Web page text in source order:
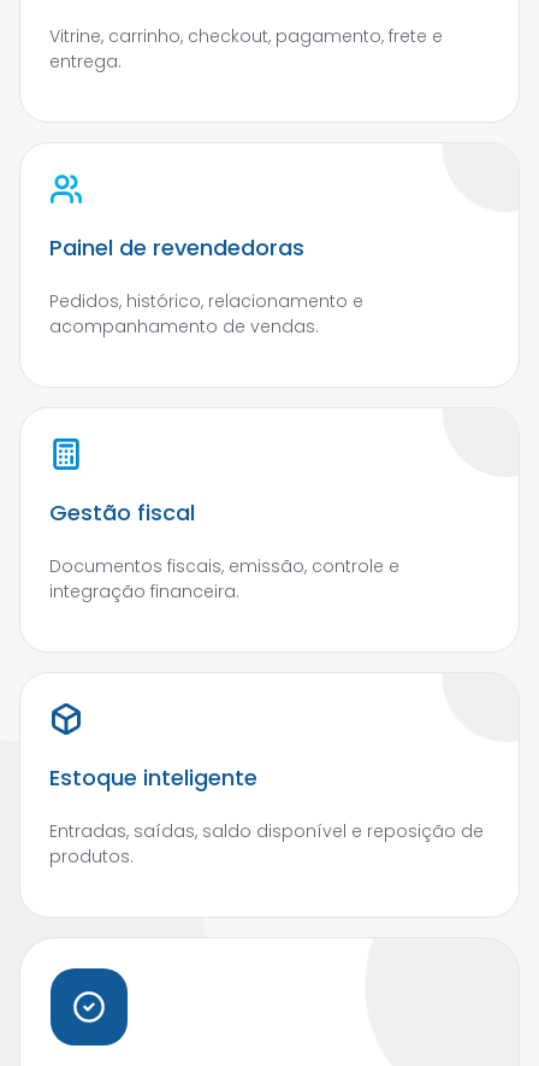
Vitrine, carrinho, checkout, pagamento, frete e
entrega.
Painel de revendedoras
Pedidos, histórico, relacionamento e
acompanhamento de vendas.
Gestão fiscal
Documentos fiscais, emissão, controle e
integração financeira.
Estoque inteligente
Entradas, saídas, saldo disponível e reposição de
produtos.